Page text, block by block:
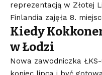
reprezentacją w Złotej
Finlandia zajęła 8.
Kiedy
w Łodzi
Nowa zawodniczka